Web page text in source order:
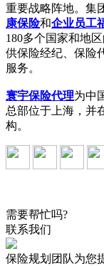
重要战略阵地。集
康保险和企业员工
180多个国家和地
供保险经纪、保险
服务。
寰宇保险代理为中
总部位于上海，并
构。
需要帮忙吗?
联系我们
保险规划团队为您